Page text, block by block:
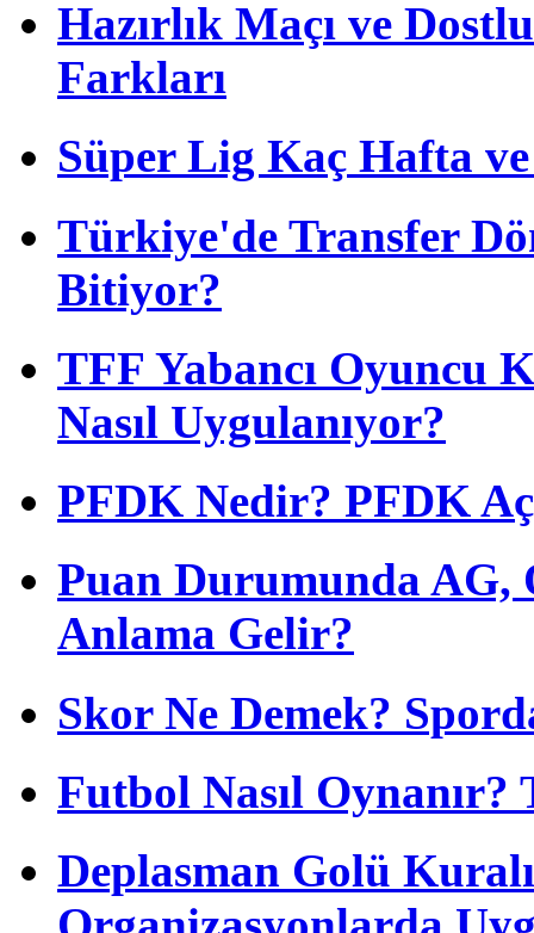
Hazırlık Maçı ve
Farkları
Süper Lig Kaç Hafta
Türkiye'de Transfer
Bitiyor?
TFF Yabancı Oyuncu
Nasıl Uygulanıyor?
PFDK Nedir? PFDK
Puan Durumunda AG,
Anlama Gelir?
Skor Ne Demek?
Futbol Nasıl
Deplasman Golü